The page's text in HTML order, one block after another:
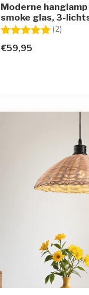
Moderne
smoke glas, 3-
Beoordeling: (2)
€59,95